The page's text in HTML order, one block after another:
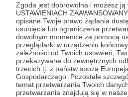
Zgoda jest dobrowolna i możesz ją
USTAWIENIACH
opisane Twoje prawo żądania
usunięcia lub ograniczenia
dowolnym momencie za pomocą
przeglądarki w urządzeniu
zależności od Twoich ustawień,
przekazywane do zewnętrznych
trzecich tj. z państw spoza
Gospodarczego. Pozostałe
temat przetwarzania Twoich
przetwarzania znajdują się w
Dołącz do
Wesprzyj działalność Autora
Zostań